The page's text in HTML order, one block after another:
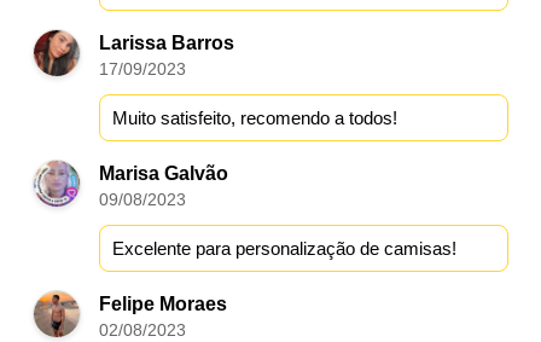
Larissa Barros
17/09/2023
Muito satisfeito, recomendo a todos!
Marisa Galvão
09/08/2023
Excelente para personalização de camisas!
Felipe Moraes
02/08/2023